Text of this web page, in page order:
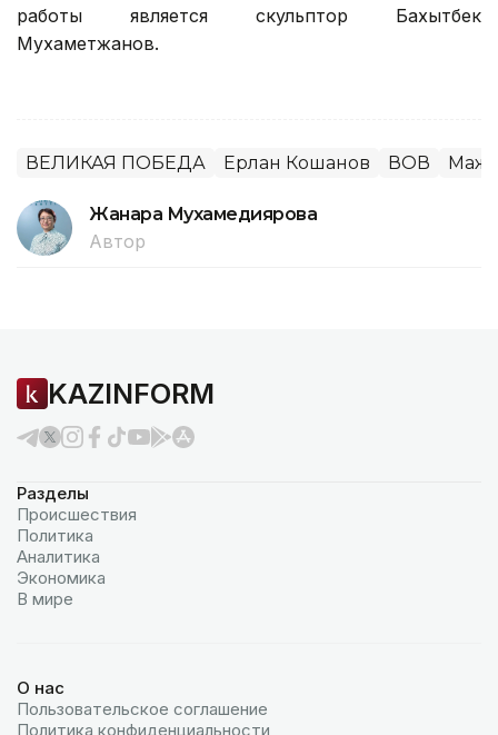
работы является скульптор Бахытбек
Мухаметжанов.
ВЕЛИКАЯ ПОБЕДА Ерлан Кошанов ВОВ
Жанара Мухамедиярова
Автор
KAZINFORM
Разделы
Происшествия
Политика
Аналитика
Экономика
В мире
О нас
Пользовательское соглашение
Политика конфиденциальности